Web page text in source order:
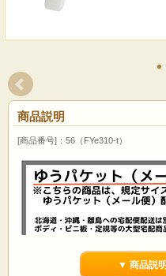
商品説明
[商品番号]：56（FYe310-t）
FEIYUE フェイユー
▼ 商品説